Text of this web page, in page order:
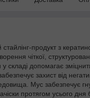
продукт з
чіткої,
складі допомагає
захист від
Мус забезпечує
протягом усього дня